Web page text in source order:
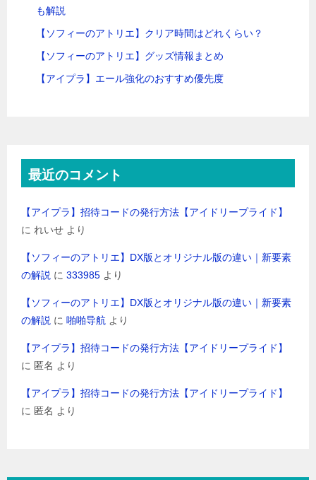
も解説
【ソフィーのアトリエ】クリア時間はどれくらい？
【ソフィーのアトリエ】グッズ情報まとめ
【アイプラ】エール強化のおすすめ優先度
最近のコメント
【アイプラ】招待コードの発行方法【アイドリープライド】
に れいせ より
【ソフィーのアトリエ】DX版とオリジナル版の違い｜新要素
の解説 に 333985 より
【ソフィーのアトリエ】DX版とオリジナル版の違い｜新要素
の解説 に 啪啪导航 より
【アイプラ】招待コードの発行方法【アイドリープライド】
に 匿名 より
【アイプラ】招待コードの発行方法【アイドリープライド】
に 匿名 より